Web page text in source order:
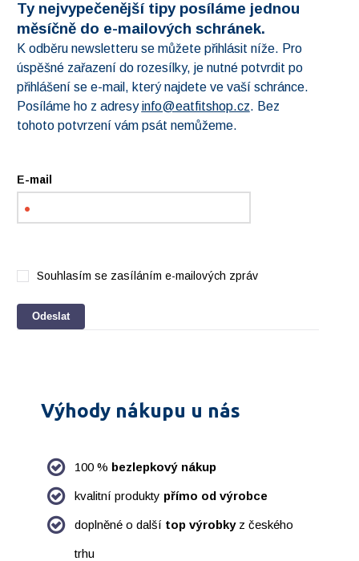
Ty nejvypečenější tipy posíláme jednou
měsíčně do e-mailových schránek.
K odběru newsletteru se můžete přihlásit níže. Pro
úspěšné zařazení do rozesílky, je nutné potvrdit po
přihlášení se e-mail, který najdete ve vaší schránce.
Posíláme ho z adresyinfo@eatfitshop.cz. Bez
tohoto potvrzení vám psát nemůžeme.
E-mail
Souhlasím se zasíláním e-mailových zpráv
Výhody nákupu u nás
100 % bezlepkový nákup
kvalitní produkty přímo od výrobce
doplněné o další top výrobkyz českého
trhu